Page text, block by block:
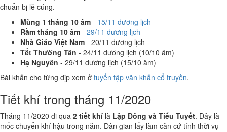
chuẩn bị lễ cúng.
Mùng 1 tháng 10 âm - 15/11 dương lịch
Rằm tháng 10 âm - 29/11 dương lịch
Nhà Giáo Việt Nam - 20/11 dương lịch
Tết Thường Tân - 24/11 dương lịch (10/10 âm)
Hạ Nguyên - 29/11 dương lịch (15/10 âm)
Bài khấn cho từng dịp xem ở tuyển tập văn khấn cổ truyền.
Tiết khí trong tháng 11/2020
Tháng 11/2020 đi qua 2 tiết khí là Lập Đông và Tiểu Tuyết. Đây là
mốc chuyển khí hậu trong năm. Dân gian lấy làm căn cứ tính thời vụ